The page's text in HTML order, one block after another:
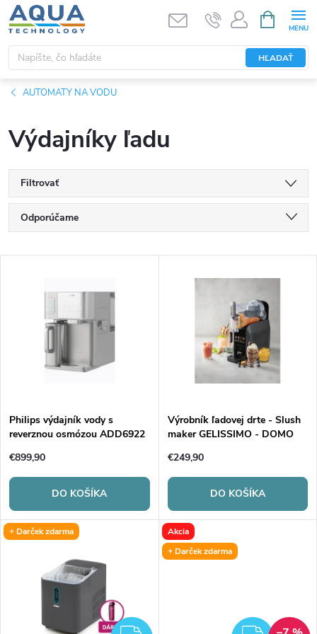
Prejsť
na
obsah
HĽADAŤ
KOŠÍK
AUTOMATY NA VODU
Výdajníky ľadu
Filtrovať
R
a
e
p
r
o
Odporúčame
Najpredávanejšie
Abecedne
s
p
r
o
Philips výdajník vody s
reverznou osmózou ADD6922
€899,90
DO KOŠÍKA
Výrobník ľadovej drte - Slush
maker GELISSIMO - DOMO
€249,90
DO KOŠÍKA
+ Darček zdarma
Akcia
+ Darček zdarma